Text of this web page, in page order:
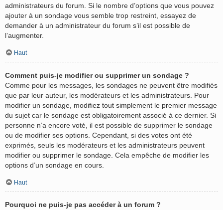
administrateurs du forum. Si le nombre d’options que vous pouvez
ajouter à un sondage vous semble trop restreint, essayez de
demander à un administrateur du forum s’il est possible de
l’augmenter.
Haut
Comment puis-je modifier ou supprimer un sondage ?
Comme pour les messages, les sondages ne peuvent être modifiés
que par leur auteur, les modérateurs et les administrateurs. Pour
modifier un sondage, modifiez tout simplement le premier message
du sujet car le sondage est obligatoirement associé à ce dernier. Si
personne n’a encore voté, il est possible de supprimer le sondage
ou de modifier ses options. Cependant, si des votes ont été
exprimés, seuls les modérateurs et les administrateurs peuvent
modifier ou supprimer le sondage. Cela empêche de modifier les
options d’un sondage en cours.
Haut
Pourquoi ne puis-je pas accéder à un forum ?